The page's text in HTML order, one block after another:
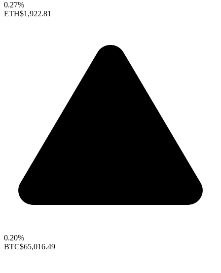
0.27%
ETH$1,922.81
0.20%
BTC$65,016.49